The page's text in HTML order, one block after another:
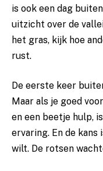
is ook een dag
uitzicht over de
het gras, kijk hoe
rust.
De eerste keer
Maar als je goed
en een beetje hulp,
ervaring. En de
wilt. De rotsen